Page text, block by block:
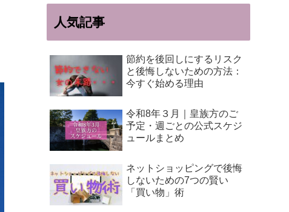
人気記事
節約を後回しにするリスク
と後悔しないための方法：
今すぐ始める理由
令和8年３月｜皇族方のご
予定・週ごとの公式スケジ
ュールまとめ
ネットショッピングで後悔
しないための7つの賢い
「買い物」術